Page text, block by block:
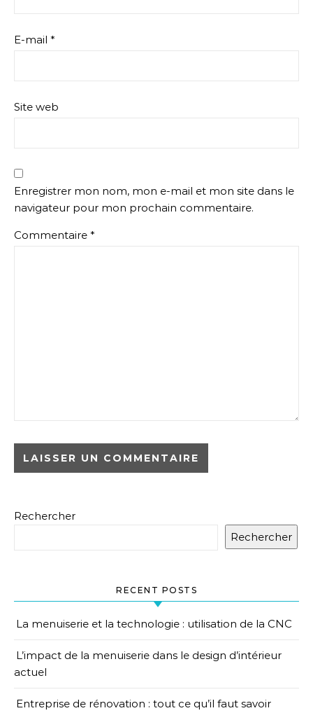
E-mail *
Site web
Enregistrer mon nom, mon e-mail et mon site dans le
navigateur pour mon prochain commentaire.
Commentaire *
Rechercher
Rechercher
RECENT POSTS
La menuiserie et la technologie : utilisation de la CNC
L’impact de la menuiserie dans le design d’intérieur
actuel
Entreprise de rénovation : tout ce qu’il faut savoir